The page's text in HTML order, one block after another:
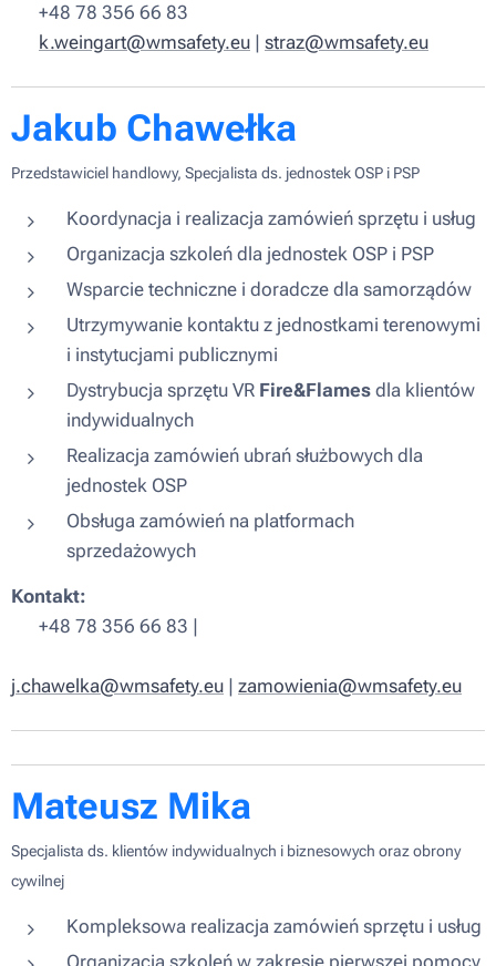
📞 +48 78 356 66 83
k.weingart@wmsafety.eu | straz@wmsafety.eu
Jakub Chawełka
Przedstawiciel handlowy, Specjalista ds. jednostek OSP i PSP
Koordynacja i realizacja zamówień sprzętu i usług
Organizacja szkoleń dla jednostek OSP i PSP
Wsparcie techniczne i doradcze dla samorządów
Utrzymywanie kontaktu z jednostkami terenowymi
i instytucjami publicznymi
Dystrybucja sprzętu VR Fire&Flames dla klientów
indywidualnych
Realizacja zamówień ubrań służbowych dla
jednostek OSP
Obsługa zamówień na platformach
sprzedażowych
Kontakt:
📞 +48 78 356 66 83 |
j.chawelka@wmsafety.eu | zamowienia@wmsafety.eu
Mateusz Mika
Specjalista ds. klientów indywidualnych i biznesowych oraz obrony
cywilnej
Kompleksowa realizacja zamówień sprzętu i usług
Organizacja szkoleń w zakresie pierwszej pomocy